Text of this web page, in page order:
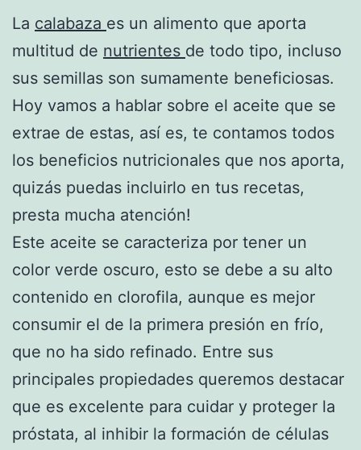
La calabaza es un alimento que aporta
multitud de nutrientes de todo tipo, incluso
sus semillas son sumamente beneficiosas.
Hoy vamos a hablar sobre el aceite que se
extrae de estas, así es, te contamos todos
los beneficios nutricionales que nos aporta,
quizás puedas incluirlo en tus recetas,
presta mucha atención!
Este aceite se caracteriza por tener un
color verde oscuro, esto se debe a su alto
contenido en clorofila, aunque es mejor
consumir el de la primera presión en frío,
que no ha sido refinado. Entre sus
principales propiedades queremos destacar
que es excelente para cuidar y proteger la
próstata, al inhibir la formación de células